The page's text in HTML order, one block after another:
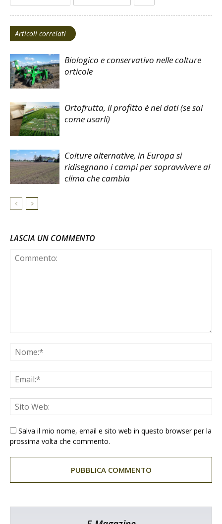
Articoli correlati
Biologico e conservativo nelle colture
orticole
Ortofrutta, il profitto è nei dati (se sai
come usarli)
Colture alternative, in Europa si
ridisegnano i campi per sopravvivere al
clima che cambia
LASCIA UN COMMENTO
Salva il mio nome, email e sito web in questo browser per la
prossima volta che commento.